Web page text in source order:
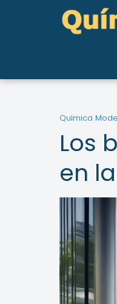
Química
Los
en